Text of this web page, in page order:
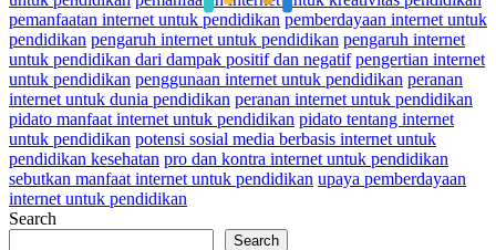
pemanfaatan internet untuk pendidikan pemberdayaan internet untuk
pendidikan pengaruh internet untuk pendidikan pengaruh internet
untuk pendidikan dari dampak positif dan negatif pengertian internet
untuk pendidikan penggunaan internet untuk pendidikan peranan
internet untuk dunia pendidikan peranan internet untuk pendidikan
pidato manfaat internet untuk pendidikan pidato tentang internet
untuk pendidikan potensi sosial media berbasis internet untuk
pendidikan kesehatan pro dan kontra internet untuk pendidikan
sebutkan manfaat internet untuk pendidikan upaya pemberdayaan
internet untuk pendidikan
Search
Search